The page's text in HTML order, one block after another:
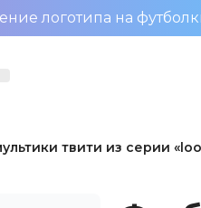
логотипа на
твити из серии